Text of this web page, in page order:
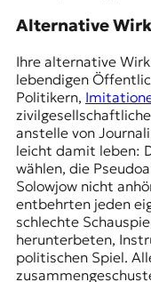
Alternative
Ihre alternative
lebendigen
Politikern,
anstelle von
leicht damit leben:
wählen, die
Solowjow nicht
entbehrten jeden
schlechte
herunterbeten,
politischen Spiel.